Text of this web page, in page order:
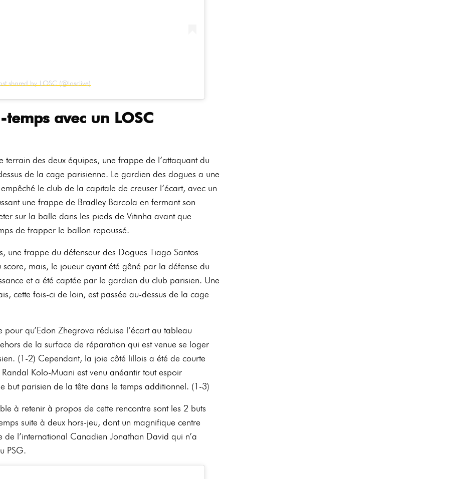
shared by LOSC (@losclive)
avec un LOSC
terrain des deux équipes, une frappe de l’attaquant du
de la cage parisienne. Le gardien des dogues a une
le club de la capitale de creuser l’écart, avec un
une frappe de Bradley Barcola en fermant son
sur la balle dans les pieds de Vitinha avant que
de frapper le ballon repoussé.
une frappe du défenseur des Dogues Tiago Santos
mais, le joueur ayant été gêné par la défense du
et a été captée par le gardien du club parisien. Une
cette fois-ci de loin, est passée au-dessus de la cage
qu’Edon Zhegrova réduise l’écart au tableau
de la surface de réparation qui est venue se loger
(1-2) Cependant, la joie côté lillois a été de courte
Kolo-Muani est venu anéantir tout espoir
but parisien de la tête dans le temps additionnel. (1-3)
à retenir à propos de cette rencontre sont les 2 buts
suite à deux hors-jeu, dont un magnifique centre
l’international Canadien Jonathan David qui n’a
PSG.